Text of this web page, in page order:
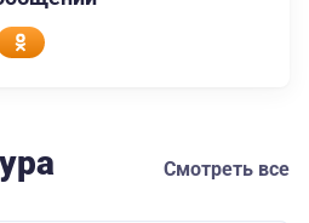
Смотреть все